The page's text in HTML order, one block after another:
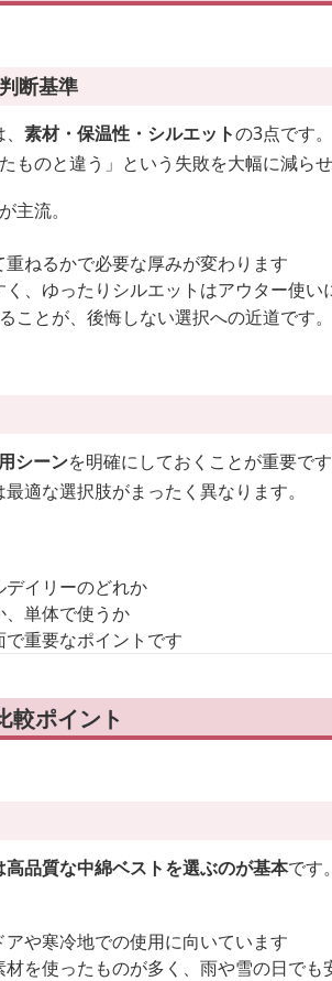
断基準
素材・保温性・シルエットの3点です。
ものと違う」という失敗を大幅に減ら
主流。
ねるかで必要な厚みが変わります
く、ゆったりシルエットはアウター使い
ことが、後悔しない選択への近道です。
シーンを明確にしておくことが重要で
適な選択肢がまったく異なります。
デイリーのどれか
、単体で使うか
で重要なポイントです
較ポイント
品質な中綿ベストを選ぶのが基本です
や寒冷地での使用に向いています
材を使ったものが多く、雨や雪の日でも